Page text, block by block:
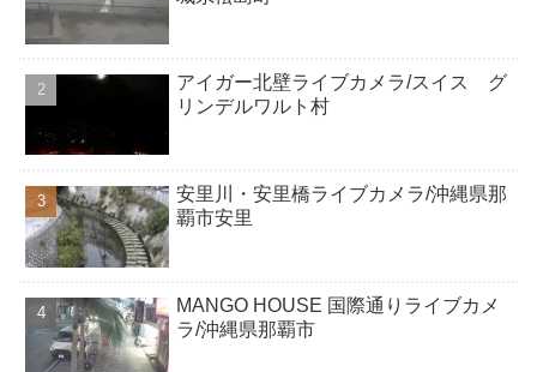
アイガー北壁ライブカメラ/スイス グ
リンデルワルト村
安里川・安里橋ライブカメラ/沖縄県那
覇市安里
MANGO HOUSE 国際通りライブカメ
ラ/沖縄県那覇市